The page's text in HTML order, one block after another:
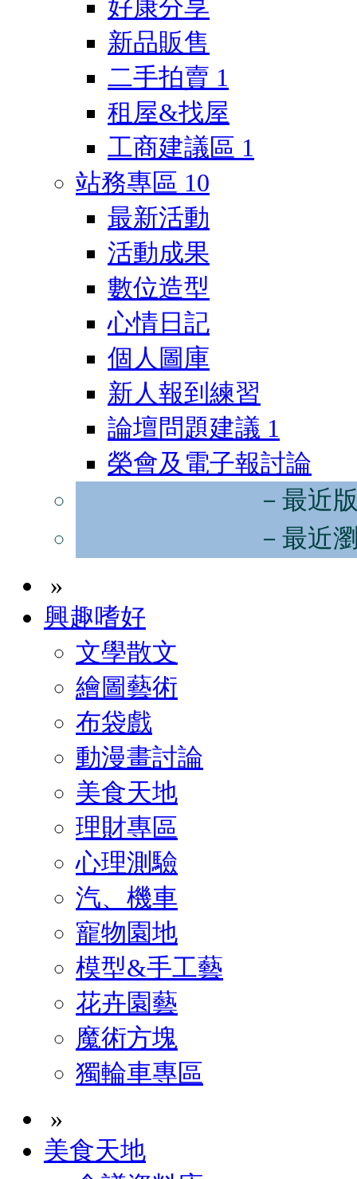
好康分享
新品販售
二手拍賣 1
租屋&找屋
工商建議區 1
站務專區 10
最新活動
活動成果
數位造型
心情日記
個人圖庫
新人報到練習
論壇問題建議 1
榮會及電子報討論
－最近
－最近
»
興趣嗜好
文學散文
繪圖藝術
布袋戲
動漫畫討論
美食天地
理財專區
心理測驗
汽、機車
寵物園地
模型&手工藝
花卉園藝
魔術方塊
獨輪車專區
»
美食天地